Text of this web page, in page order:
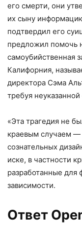
его смерти, они
их сыну
подтвердил его
предложил помочь
самоубийственная
Калифорния,
директора Сэма
требуя
«Эта трагедия не
краевым случаем —
сознательных
иске, в частности
разработанные для
зависимости.
Ответ